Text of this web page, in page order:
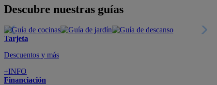
Descubre nuestras guías
Tarjeta
Descuentos y más
+INFO
Financiación